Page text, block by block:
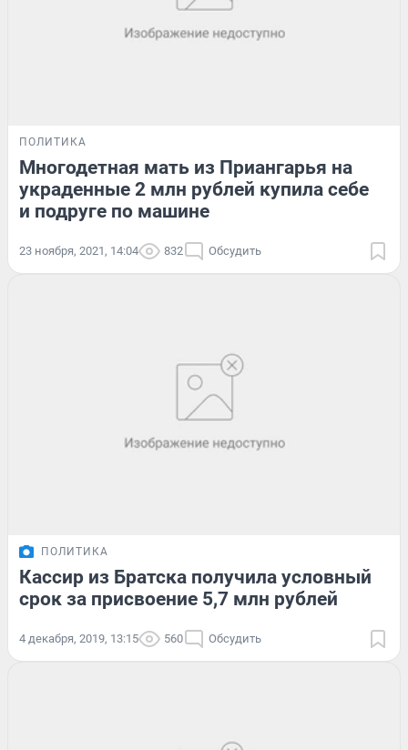
ПОЛИТИКА
Многодетная мать из Приангарья на
украденные 2 млн рублей купила себе
и подруге по машине
23 ноября, 2021, 14:04 832 Обсудить
ПОЛИТИКА
Кассир из Братска получила условный
срок за присвоение 5,7 млн рублей
4 декабря, 2019, 13:15 560 Обсудить